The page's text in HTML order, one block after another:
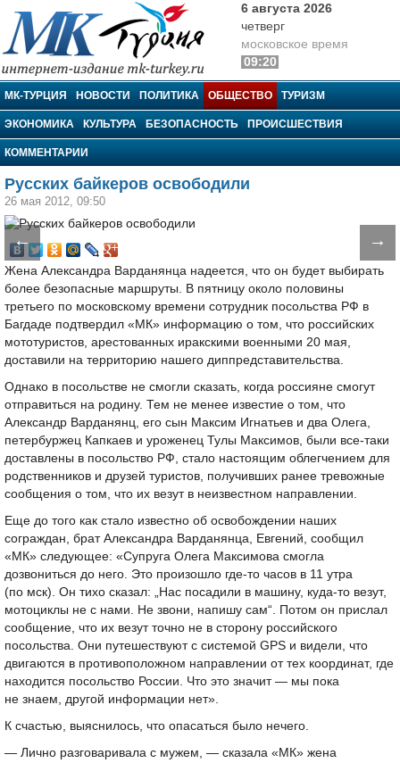
МК-Турция
6 августа 2026
четверг
московское время
09:20
МК-ТУРЦИЯ НОВОСТИ ПОЛИТИКА ОБЩЕСТВО ТУРИЗМ
ЭКОНОМИКА КУЛЬТУРА БЕЗОПАСНОСТЬ ПРОИСШЕСТВИЯ
КОММЕНТАРИИ
Русских байкеров освободили
26 мая 2012, 09:50
← →
Жена Александра Варданянца надеется, что он будет выбирать
более безопасные маршруты. В пятницу около половины
третьего по московскому времени сотрудник посольства РФ в
Багдаде подтвердил «МК» информацию о том, что российских
мототуристов, арестованных иракскими военными 20 мая,
доставили на территорию нашего диппредставительства.
Однако в посольстве не смогли сказать, когда россияне смогут
отправиться на родину. Тем не менее известие о том, что
Александр Варданянц, его сын Максим Игнатьев и два Олега,
петербуржец Капкаев и уроженец Тулы Максимов, были все-таки
доставлены в посольство РФ, стало настоящим облегчением для
родственников и друзей туристов, получивших ранее тревожные
сообщения о том, что их везут в неизвестном направлении.
Еще до того как стало известно об освобождении наших
сограждан, брат Александра Варданянца, Евгений, сообщил
«МК» следующее: «Супруга Олега Максимова смогла
дозвониться до него. Это произошло где-то часов в 11 утра
(по мск). Он тихо сказал: „Нас посадили в машину, куда-то везут,
мотоциклы не с нами. Не звони, напишу сам“. Потом он прислал
сообщение, что их везут точно не в сторону российского
посольства. Они путешествуют с системой GPS и видели, что
двигаются в противоположном направлении от тех координат, где
находится посольство России. Что это значит — мы пока
не знаем, другой информации нет».
К счастью, выяснилось, что опасаться было нечего.
— Лично разговаривала с мужем, — сказала «МК» жена